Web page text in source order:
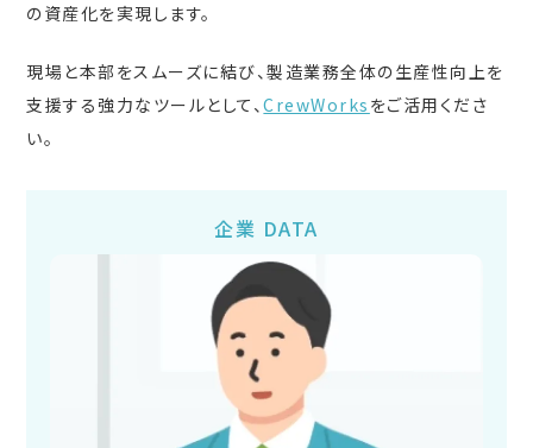
の資産化を実現します。
現場と本部をスムーズに結び、製造業務全体の生産性向上を
支援する強力なツールとして、CrewWorks をご活用くださ
い。
企業 DATA